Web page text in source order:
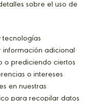
sobre el uso de
tecnologías
adicional
o prediciendo ciertos
o intereses
en nuestras
para recopilar datos